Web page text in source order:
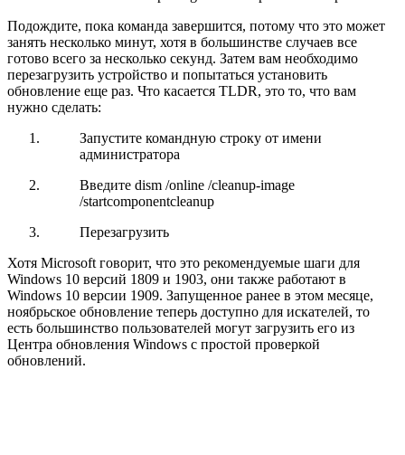
Подождите, пока команда завершится, потому что это может
занять несколько минут, хотя в большинстве случаев все
готово всего за несколько секунд. Затем вам необходимо
перезагрузить устройство и попытаться установить
обновление еще раз. Что касается TLDR, это то, что вам
нужно сделать:
Запустите командную строку от имени
администратора
Введите dism /online /cleanup-image
/startcomponentcleanup
Перезагрузить
Хотя Microsoft говорит, что это рекомендуемые шаги для
Windows 10 версий 1809 и 1903, они также работают в
Windows 10 версии 1909. Запущенное ранее в этом месяце,
ноябрьское обновление теперь доступно для искателей, то
есть большинство пользователей могут загрузить его из
Центра обновления Windows с простой проверкой
обновлений.